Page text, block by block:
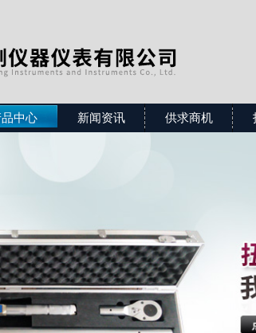
中心 新闻资讯 供求商机